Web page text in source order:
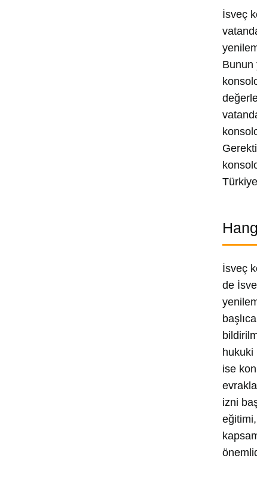
İsveç
Bunun
İsveç
de
hukuki
ise
izni